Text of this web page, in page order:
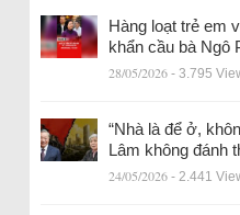
Hàng loạt trẻ em
khẩn cầu bà Ngô
28/05/2026 - 3.795
“Nhà là để ở,
Lâm không đánh
24/05/2026 - 2.441